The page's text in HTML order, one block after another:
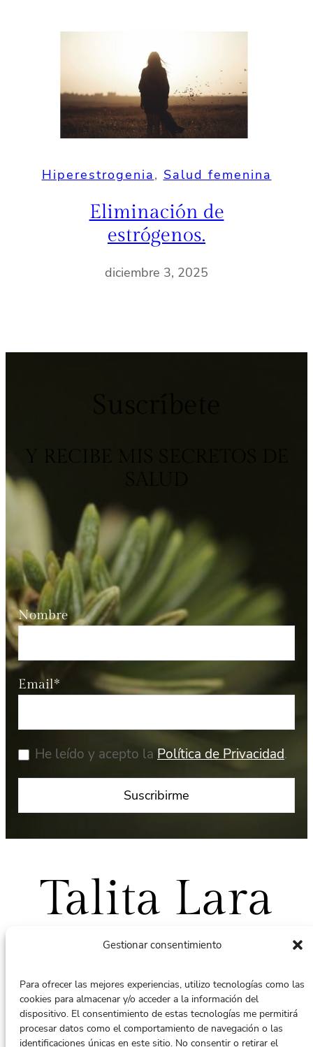
Gestionar consentimiento
Para ofrecer las mejores experiencias, utilizo tecnologías como las
cookies para almacenar y/o acceder a la información del
dispositivo. El consentimiento de estas tecnologías me permitirá
procesar datos como el comportamiento de navegación o las
identificaciones únicas en este sitio. No consentir o retirar el
Hiperestrogenia, Salud femenina
Eliminación de
estrógenos.
diciembre 3, 2025
Nombre
Email*
He leído y acepto la Política de Privacidad.
Talita Lara
Puedes contactar conmigo en:
terapiacontalita@gmail.com